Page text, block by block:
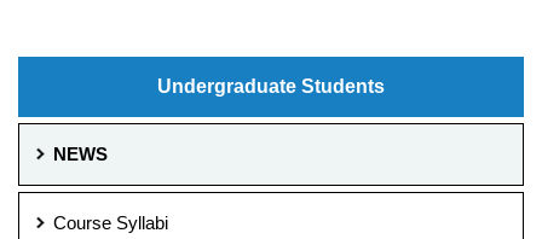
Undergraduate Students
NEWS
Course Syllabi